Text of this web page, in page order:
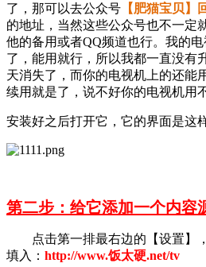
了，那可以去公众号 【肥猫宝贝】
的地址，当然这些公众号也不一定
他的备用或者QQ频道也行。我的
了，能用就行，所以我都一直没有
天消失了，而你的电视机上的还能
续用就是了，说不好你的电视机用
安装好之后打开它，它的界面是这
第二步：给它添加一个内容
点击第一排最右边的【设置】，
填入： http://www.饭太硬.net/tv